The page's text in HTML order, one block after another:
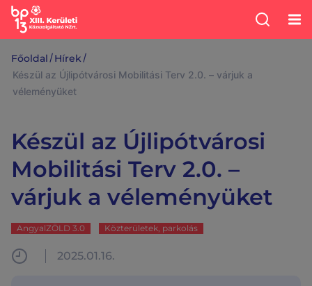
Főoldal /Hírek /
Készül az Újlipótvárosi Mobilitási Terv 2.0. – várjuk a
véleményüket
Készül az Újlipótvárosi
Mobilitási Terv 2.0. –
várjuk a véleményüket
AngyalZÖLD 3.0 Közterületek, parkolás
2025.01.16.